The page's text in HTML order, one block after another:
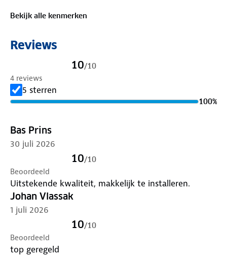
De Thule EasyFold 3 fietsendrager komt als beste uit
onderdelen, zoals montage, gebruiksgemak en
constructie. Lees hier
Bekijk alle kenmerken
Reviews
10/10
4 reviews
5 sterren
100%
Bas Prins
30 juli 2026
10/10
Beoordeeld
Uitstekende kwaliteit, makkelijk te installeren.
Johan Vlassak
1 juli 2026
10/10
Beoordeeld
top geregeld